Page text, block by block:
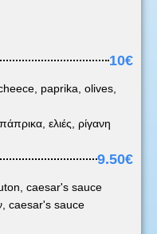
10€
paprika, olives,
ελιές, ρίγανη
9.50€
caesar's sauce
caesar's sauce